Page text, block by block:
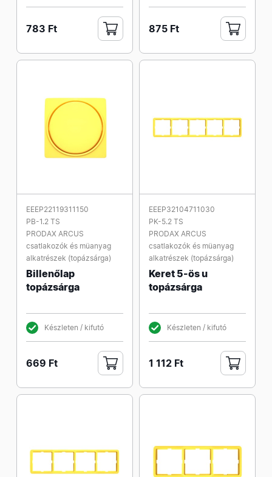
783 Ft 875 Ft
EEEP22119311150
PB-1.2 TS
PRODAX ARCUS
csatlakozók és müanyag
alkatrészek (topázsárga)
Billenőlap
topázsárga
Készleten / kifutó
669 Ft
EEEP32104711030
PK-5.2 TS
PRODAX ARCUS
csatlakozók és müanyag
alkatrészek (topázsárga)
Keret 5-ös u
topázsárga
Készleten / kifutó
1 112 Ft